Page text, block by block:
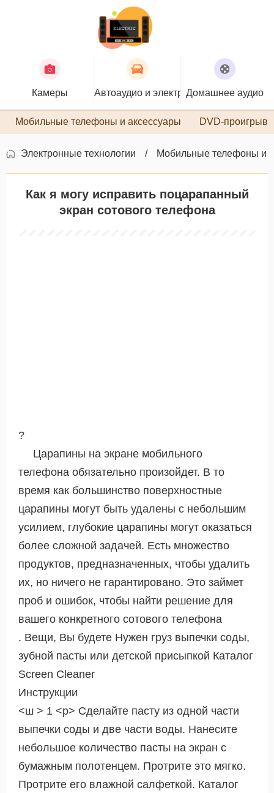
Камеры Автоаудио и электроникаДомашнее аудио
Мобильные телефоны и аксессуары DVD-
Электронные технологии Мобильные телефоны и
Как я могу исправить поцарапанный
экран сотового телефона
?
Царапины на экране мобильного
телефона обязательно произойдет. В то
время как большинство поверхностные
царапины могут быть удалены с небольшим
усилием, глубокие царапины могут оказаться
более сложной задачей. Есть множество
продуктов, предназначенных, чтобы удалить
их, но ничего не гарантировано. Это займет
проб и ошибок, чтобы найти решение для
вашего конкретного сотового телефона
. Вещи, Вы будете Нужен груз выпечки соды,
зубной пасты или детской присыпкой Каталог
Screen Cleaner
Инструкции
<ш > 1 <р> Сделайте пасту из одной части
выпечки соды и две части воды. Нанесите
небольшое количество пасты на экран с
бумажным полотенцем. Протрите это мягко.
Протрите его влажной салфеткой. Каталог